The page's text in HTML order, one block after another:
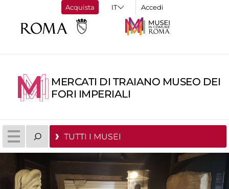
Acquista Accedi
MERCATI DI TRAIANO MUSEO DEI
FORI IMPERIALI
TUTTI I MUSEI